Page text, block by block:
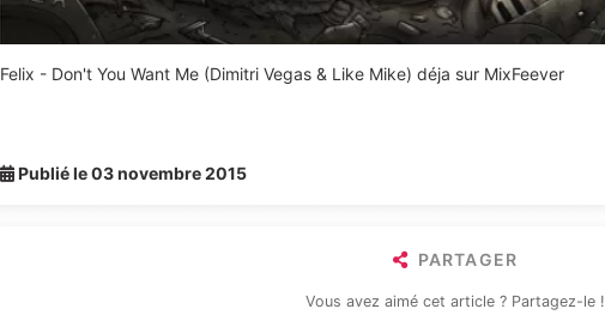
Felix - Don't You Want Me (Dimitri Vegas & Like Mike) déja sur MixFeever
Publié le 03 novembre 2015
PARTAGER
Vous avez aimé cet article ? Partagez-le !